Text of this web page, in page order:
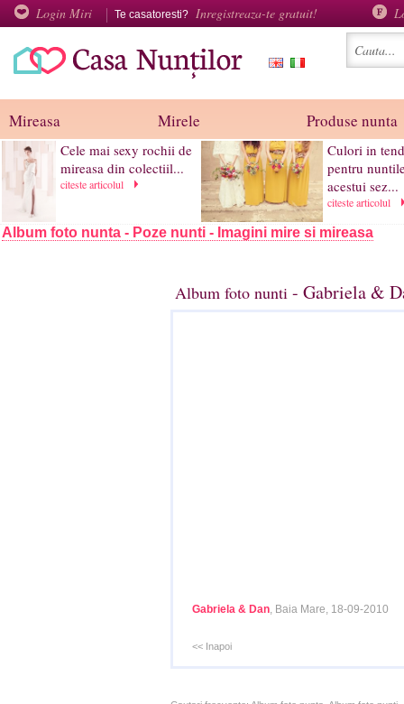
Login Miri Te casatoresti? Inregistreaza-te gratuit!
Mireasa Mirele Produse nunta
Cele mai sexy rochii de
mireasa din colectiil...
citeste articolul
Culori in
pentru
acestui sez...
citeste articolul
Album foto nunta - Poze nunti - Imagini mire si mireasa
Album foto nunti - Gabriela &
Gabriela & Dan, Baia Mare, 18-09-2010
<< Inapoi